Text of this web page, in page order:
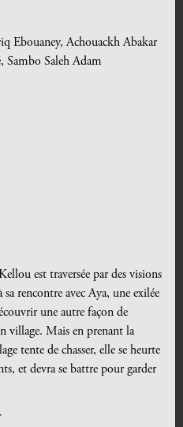
Ebouaney, Achouackh Abakar
Sambo Saleh Adam
est traversée par des visions
rencontre avec Aya, une exilée
une autre façon de
village. Mais en prenant la
tente de chasser, elle se heurte
et devra se battre pour garder